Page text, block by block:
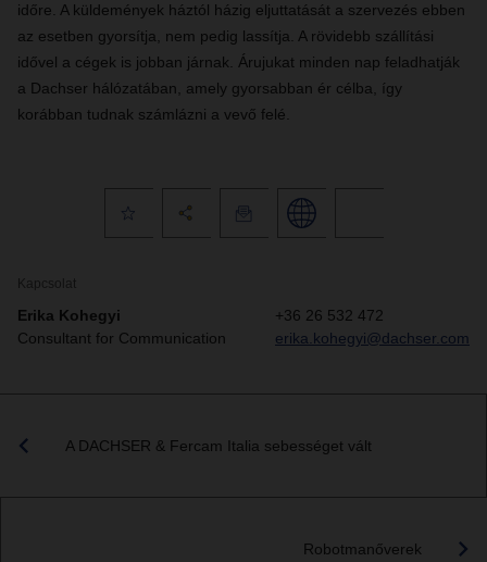
időre. A küldemények háztól házig eljuttatását a szervezés ebben
az esetben gyorsítja, nem pedig lassítja. A rövidebb szállítási
idővel a cégek is jobban járnak. Árujukat minden nap feladhatják
a Dachser hálózatában, amely gyorsabban ér célba, így
korábban tudnak számlázni a vevő felé.
Kapcsolat
Erika Kohegyi
Consultant for Communication
+36 26 532 472
erika.kohegyi@dachser.com
A DACHSER & Fercam Italia sebességet vált
Robotmanőverek